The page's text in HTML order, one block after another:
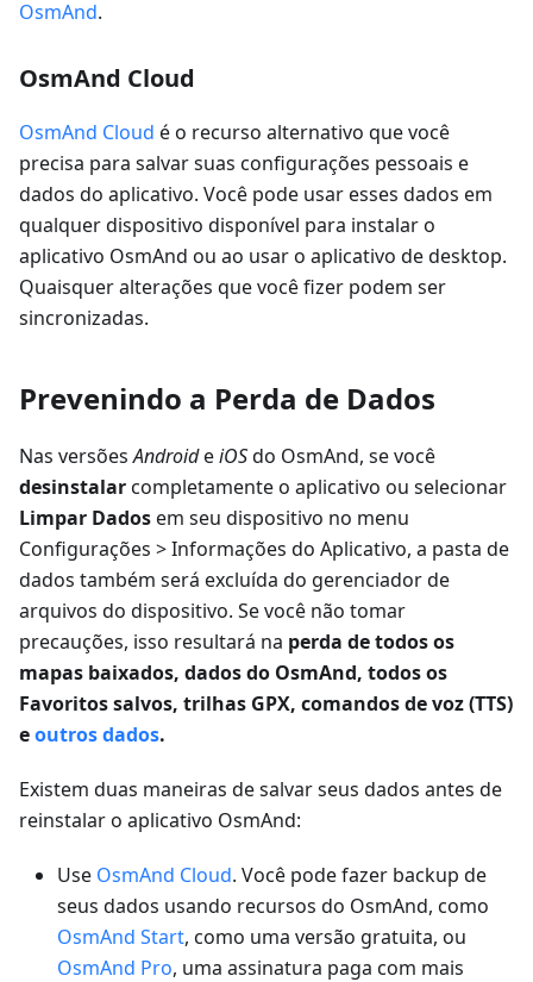
OsmAnd.
OsmAnd Cloud
OsmAnd Cloud é o recurso alternativo que você
precisa para salvar suas configurações pessoais e
dados do aplicativo. Você pode usar esses dados em
qualquer dispositivo disponível para instalar o
aplicativo OsmAnd ou ao usar o aplicativo de desktop.
Quaisquer alterações que você fizer podem ser
sincronizadas.
Prevenindo a Perda de Dados
Nas versõesAndroideiOSdo OsmAnd, se você
desinstalarcompletamente o aplicativo ou selecionar
Limpar Dadosem seu dispositivo no menu
Configurações > Informações do Aplicativo, a pasta de
dados também será excluída do gerenciador de
arquivos do dispositivo. Se você não tomar
precauções, isso resultará na perda de todos os
mapas baixados, dados do OsmAnd, todos os
Favoritos salvos, trilhas GPX, comandos de voz (TTS)
eoutros dados.
Existem duas maneiras de salvar seus dados antes de
reinstalar o aplicativo OsmAnd:
Use OsmAnd Cloud. Você pode fazer backup de
seus dados usando recursos do OsmAnd, como
OsmAnd Start, como uma versão gratuita, ou
OsmAnd Pro, uma assinatura paga com mais